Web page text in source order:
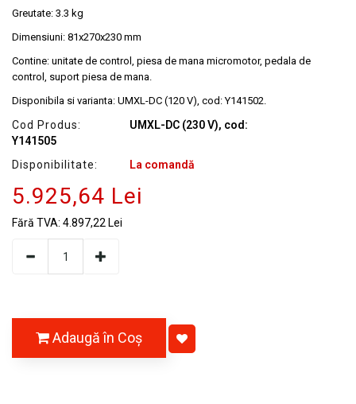
Greutate: 3.3 kg
Dimensiuni: 81x270x230 mm
Contine: unitate de control, piesa de mana micromotor, pedala de
control, suport piesa de mana.
Disponibila si varianta: UMXL-DC (120 V), cod: Y141502.
Cod Produs:
UMXL-DC (230 V), cod:
Y141505
Disponibilitate:
La comandă
5.925,64 Lei
Fără TVA: 4.897,22 Lei
Adaugă în Coş